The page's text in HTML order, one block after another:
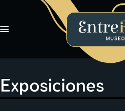
Toggle navigation
EntreRíos Museo
Libros
Novedades
Exposiciones